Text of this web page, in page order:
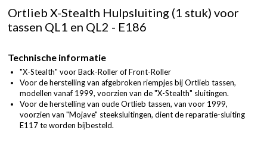
Ortlieb X-Stealth Hulpsluiting (1 stuk) voor
tassen QL1 en QL2 - E186
Technische informatie
"X-Stealth" voor Back-Roller of Front-Roller
Voor de herstelling van afgebroken riempjes bij Ortlieb tassen,
modellen vanaf 1999, voorzien van de "X-Stealth" sluitingen.
Voor de herstelling van oude Ortlieb tassen, van voor 1999,
voorzien van "Mojave" steeksluitingen, dient de reparatie-sluiting
E117 te worden bijbesteld.